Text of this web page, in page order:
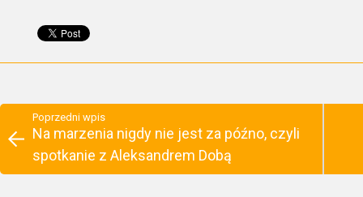
Poprzedni wpis
Na marzenia nigdy nie jest za późno, czyli
spotkanie z Aleksandrem Dobą